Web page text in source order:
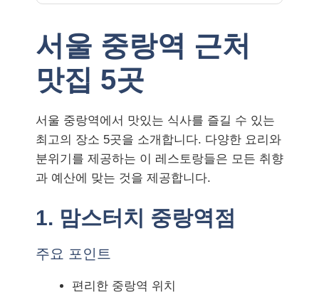
서울 중랑역 근처
맛집 5곳
서울 중랑역에서 맛있는 식사를 즐길 수 있는
최고의 장소 5곳을 소개합니다. 다양한 요리와
분위기를 제공하는 이 레스토랑들은 모든 취향
과 예산에 맞는 것을 제공합니다.
1. 맘스터치 중랑역점
주요 포인트
편리한 중랑역 위치